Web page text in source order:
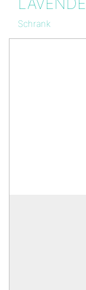
Schrank